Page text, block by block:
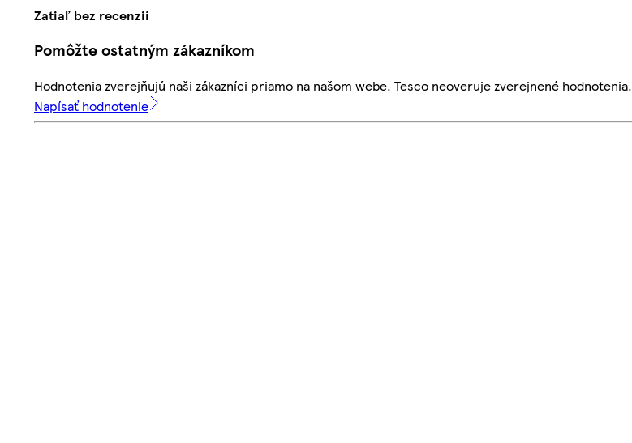
Zatiaľ bez recenzií
Pomôžte ostatným zákazníkom
Hodnotenia zverejňujú naši zákazníci priamo na našom webe. Tesco neoveruje zverejnené hodnotenia.
Napísať hodnotenie